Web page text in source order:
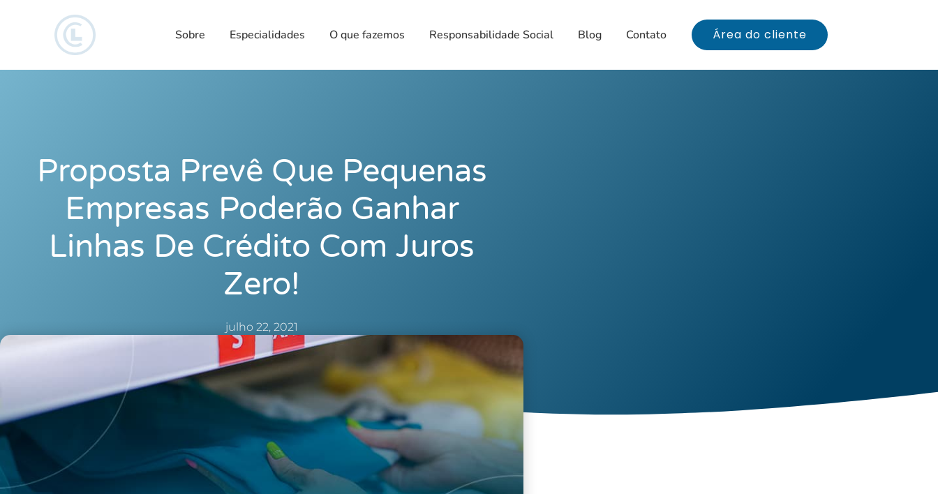
Sobre Especialidades O que fazemos Responsabilidade Social Blog Contato Área do cliente
Proposta Prevê Que Pequenas
Empresas Poderão Ganhar
Linhas De Crédito Com Juros
Zero!
julho 22, 2021